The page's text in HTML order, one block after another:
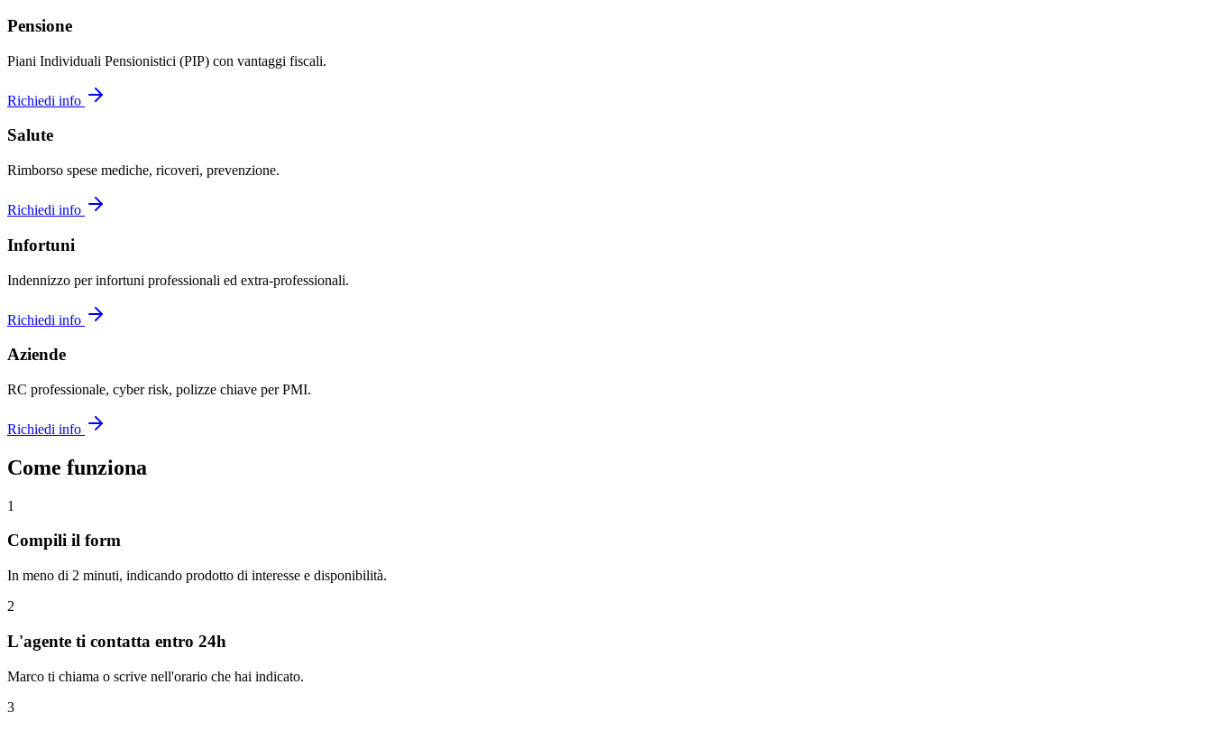
Pensione
Piani Individuali Pensionistici (PIP) con vantaggi fiscali.
Richiedi info
Salute
Rimborso spese mediche, ricoveri, prevenzione.
Richiedi info
Infortuni
Indennizzo per infortuni professionali ed extra-professionali.
Richiedi info
Aziende
RC professionale, cyber risk, polizze chiave per PMI.
Richiedi info
Come funziona
1
Compili il form
In meno di 2 minuti, indicando prodotto di interesse e disponibilità.
2
L'agente ti contatta entro 24h
Marco ti chiama o scrive nell'orario che hai indicato.
3